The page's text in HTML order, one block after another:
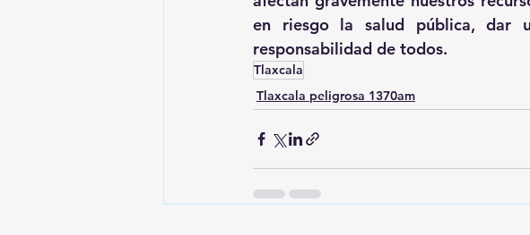
en riesgo la salud pública, dar
responsabilidad de todos.
Tlaxcala
Tlaxcala peligrosa 1370am